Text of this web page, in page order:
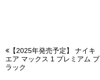
【2025年発売予定】 ナイキ
エア マックス 1 プレミアム ブ
ラック